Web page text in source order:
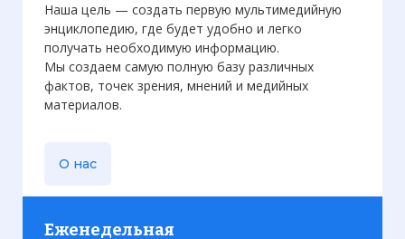
Наша цель — создать первую мультимедийную
энциклопедию, где будет удобно и легко
получать необходимую информацию.
Мы создаем самую полную базу различных
фактов, точек зрения, мнений и медийных
материалов.
О нас
Еженедельная